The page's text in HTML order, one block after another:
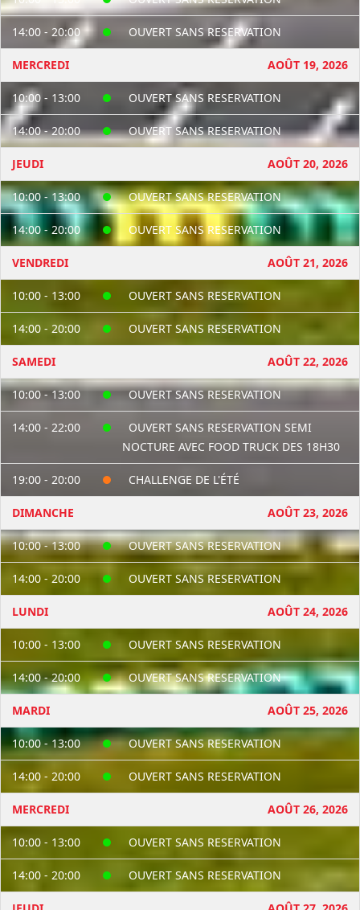
14:00 - 20:00 OUVERT SANS RESERVATION
MERCREDI AOÛT 19, 2026
10:00 - 13:00 OUVERT SANS RESERVATION
14:00 - 20:00 OUVERT SANS RESERVATION
JEUDI AOÛT 20, 2026
10:00 - 13:00 OUVERT SANS RESERVATION
14:00 - 20:00 OUVERT SANS RESERVATION
VENDREDI AOÛT 21, 2026
10:00 - 13:00 OUVERT SANS RESERVATION
14:00 - 20:00 OUVERT SANS RESERVATION
SAMEDI AOÛT 22, 2026
10:00 - 13:00 OUVERT SANS RESERVATION
14:00 - 22:00
OUVERT SANS RESERVATION SEMI
NOCTURE AVEC FOOD TRUCK DES 18H30
19:00 - 20:00 CHALLENGE DE L'ÉTÉ
DIMANCHE AOÛT 23, 2026
10:00 - 13:00 OUVERT SANS RESERVATION
14:00 - 20:00 OUVERT SANS RESERVATION
LUNDI AOÛT 24, 2026
10:00 - 13:00 OUVERT SANS RESERVATION
14:00 - 20:00 OUVERT SANS RESERVATION
MARDI AOÛT 25, 2026
10:00 - 13:00 OUVERT SANS RESERVATION
14:00 - 20:00 OUVERT SANS RESERVATION
MERCREDI AOÛT 26, 2026
10:00 - 13:00 OUVERT SANS RESERVATION
14:00 - 20:00 OUVERT SANS RESERVATION